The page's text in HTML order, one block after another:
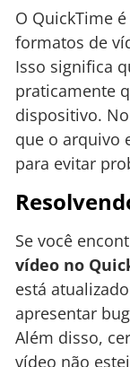
O QuickTime
formatos de
Isso significa
praticamente
dispositivo.
que o arquivo
para evitar
Se você
vídeo no
está
apresentar
Além disso,
vídeo não